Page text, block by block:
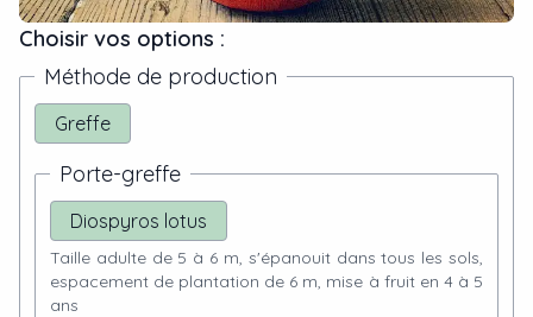
Choisir vos options :
Méthode de production
Greffe
Porte-greffe
Diospyros lotus
Taille adulte de 5 à 6 m, s'épanouit dans tous les sols,
espacement de plantation de 6 m, mise à fruit en 4 à 5
ans